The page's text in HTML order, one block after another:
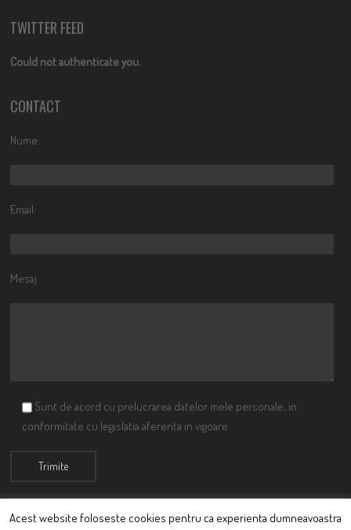
TWITTER FEED
Could not authenticate you.
CONTACT
Nume:
Email:
Mesaj:
Sunt de acord cu prelucrarea datelor mele personale, in
conformitate cu legislatia aferenta in vigoare
Acest website foloseste cookies pentru ca experienta dumneavoastra